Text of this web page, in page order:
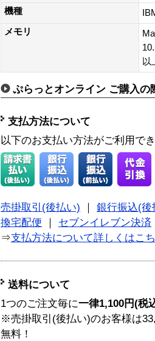
機種
メモリ
以
ぷらっとオンライン ご購入の
支払方法について
以下のお支払い方法がご利用で
売掛取引(後払い)
銀行振込(後
換宅配便
セブンイレブン決済
⇒支払方法について詳しくはこ
送料について
1つのご注文毎に一律1,100円(税
※売掛取引(後払い)のお客様は
無料！